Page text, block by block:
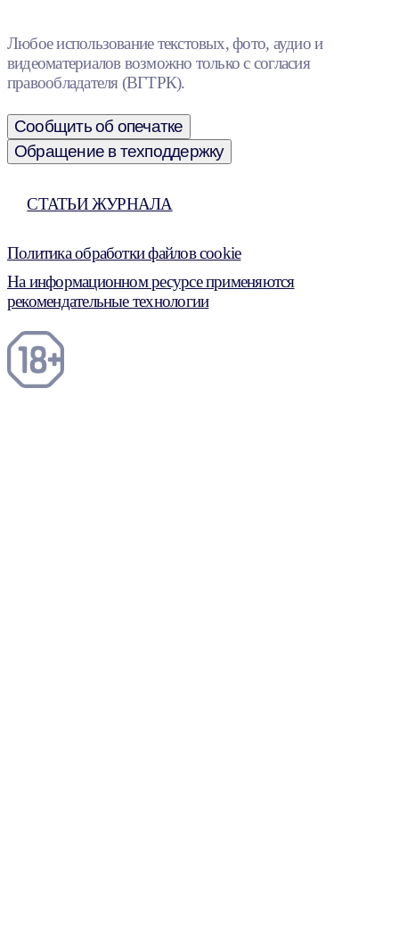
Любое использование текстовых, фото, аудио и
видеоматериалов возможно только с согласия
правообладателя (ВГТРК).
Сообщить об опечатке
Обращение в техподдержку
СТАТЬИ ЖУРНАЛА
Политика обработки файлов cookie
На информационном ресурсе применяются
рекомендательные технологии